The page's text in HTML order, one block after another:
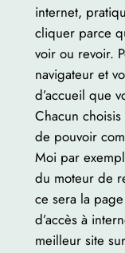
internet,
cliquer parce
voir ou revoir.
navigateur et
d’accueil que
Chacun
de pouvoir
Moi par
du moteur de
ce sera la
d’accès à
meilleur site